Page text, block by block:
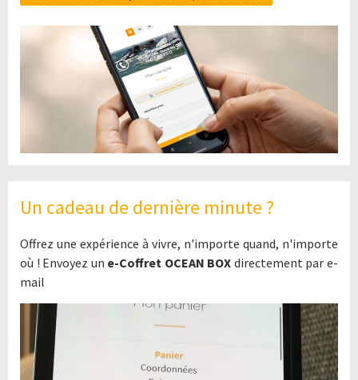
Un cadeau de dernière minute ?
Offrez une expérience à vivre, n'importe quand, n'importe
où ! Envoyez un e-Coffret OCEAN BOX directement par e-
mail